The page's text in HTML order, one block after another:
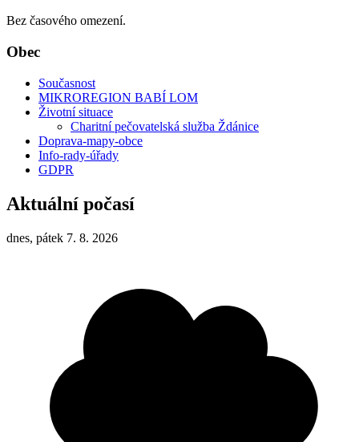
Bez časového omezení.
Obec
Současnost
MIKROREGION BABÍ LOM
Životní situace
Charitní pečovatelská služba Ždánice
Doprava-mapy-obce
Info-rady-úřady
GDPR
Aktuální počasí
dnes, pátek 7. 8. 2026